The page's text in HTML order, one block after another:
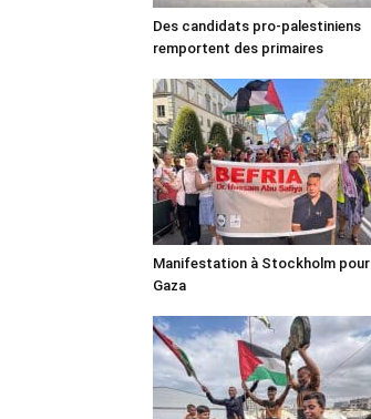
Des candidats pro-palestiniens
remportent des primaires
Manifestation à Stockholm pour
Gaza